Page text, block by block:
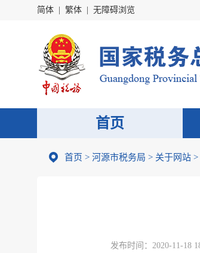
简体 繁体 无障碍浏览
首页
首页 > 河源市税务局 > 关于网站 >
发布时间： 2020-11-18